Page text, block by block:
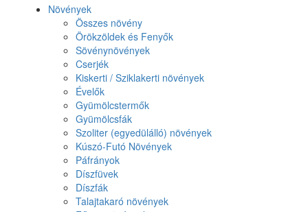
Növények
Összes növény
Örökzöldek és Fenyők
Sövénynövények
Cserjék
Kiskerti / Sziklakerti növények
Évelők
Gyümölcstermők
Gyümölcsfák
Szoliter (egyedülálló) növények
Kúszó-Futó Növények
Páfrányok
Díszfüvek
Díszfák
Talajtakaró növények